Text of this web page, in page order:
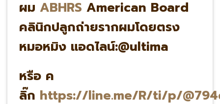
ผม ABHRS American Board
คลินิกปลูกถ่ายรากผมโดยตรง
หมอหมิง แอดไลน์:@ultima
หรือ ค
ลิ๊ก https://line.me/R/ti/p/